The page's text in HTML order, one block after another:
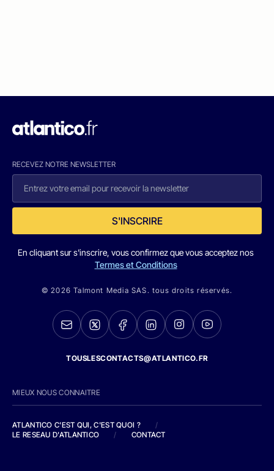
RECEVEZ NOTRE NEWSLETTER
S'INSCRIRE
En cliquant sur s'inscrire, vous confirmez que vous acceptez nos
Termes et Conditions
© 2026 Talmont Media SAS. tous droits réservés.
TOUSLESCONTACTS@ATLANTICO.FR
MIEUX NOUS CONNAITRE
ATLANTICO C'EST QUI, C'EST QUOI ?
/
LE RESEAU D'ATLANTICO
/ CONTACT